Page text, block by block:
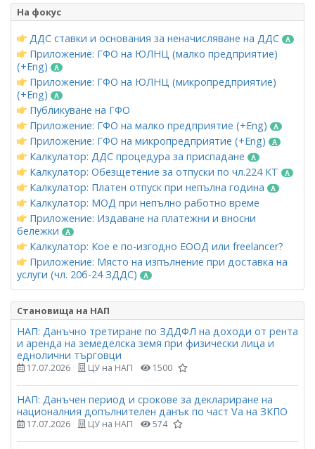
На фокус
ДДС ставки и основания за неначисляване на ДДС
Приложение: ГФО на ЮЛНЦ (малко предприятие)
(+Eng)
Приложение: ГФО на ЮЛНЦ (микропредприятие)
(+Eng)
Публикуване на ГФО
Приложение: ГФО на малко предприятие (+Eng)
Приложение: ГФО на микропредприятие (+Eng)
Калкулатор: ДДС процедура за приспадане
Калкулатор: Обезщетение за отпуски по чл.224 КТ
Калкулатор: Платен отпуск при непълна година
Калкулатор: МОД при непълно работно време
Приложение: Издаване на платежни и вносни
бележки
Калкулатор: Кое е по-изгодно ЕООД или freelancer?
Приложение: Място на изпълнение при доставка на
услуги (чл. 20б-24 ЗДДС)
Становища на НАП
НАП: Данъчно третиране по ЗДДФЛ на доходи от рента
и аренда на земеделска земя при физически лица и
еднолични търговци
17.07.2026 ЦУ на НАП 1500
НАП: Данъчен период и срокове за деклариране на
националния допълнителен данък по част Vа на ЗКПО
17.07.2026 ЦУ на НАП 574